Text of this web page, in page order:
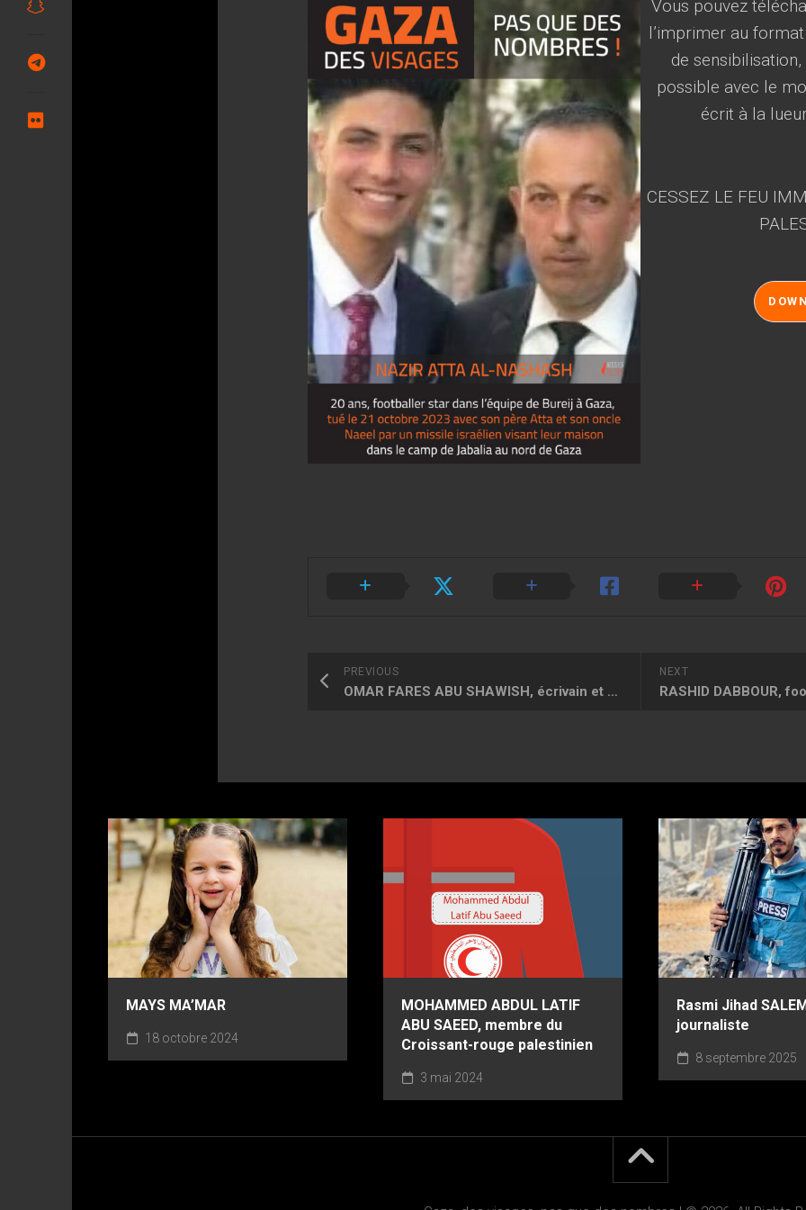
Vous pouvez
l’imprimer au
de
possible avec le
écrit à la
CESSEZ LE FEU
NEXT
RASHID DABBOUR,
PREVIOUS
OMAR FARES ABU SHAWISH, écrivain et poète
MAYS MA’MAR
18 octobre 2024
MOHAMMED ABDUL LATIF
ABU SAEED, membre du
Croissant-rouge palestinien
3 mai 2024
Rasmi Jihad
journaliste
8 septembre 2025